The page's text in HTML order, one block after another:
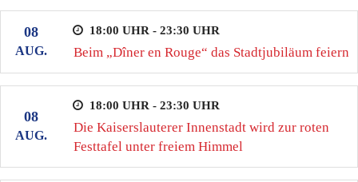
08
AUG.
18:00 UHR - 23:30 UHR
Beim „Dîner en Rouge“ das Stadtjubiläum feiern
08
AUG.
18:00 UHR - 23:30 UHR
Die Kaiserslauterer Innenstadt wird zur roten
Festtafel unter freiem Himmel